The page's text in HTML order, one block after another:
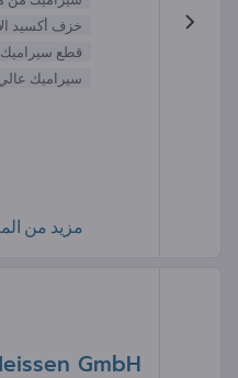
خزف أكسيد
قطع
سيراميك عالي
مزيد من
GmbH